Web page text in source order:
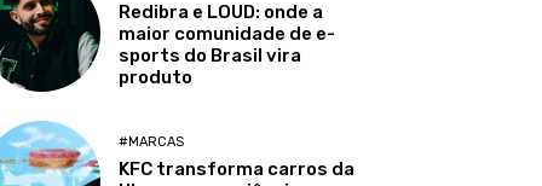
Redibra e LOUD: onde a
maior comunidade de e-
sports do Brasil vira
produto
#MARCAS
KFC transforma carros da